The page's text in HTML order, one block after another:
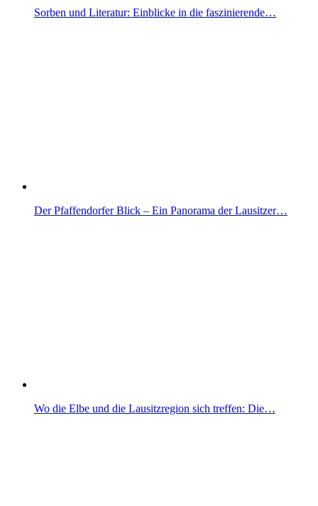
Sorben und Literatur: Einblicke in die faszinierende…
Der Pfaffendorfer Blick – Ein Panorama der Lausitzer…
Wo die Elbe und die Lausitzregion sich treffen: Die…